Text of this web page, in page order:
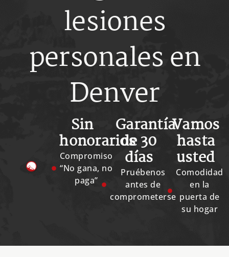
lesiones
personales en
Denver
Sin
honorarios
Compromiso
“No gana, no
paga”
Garantía
de 30
días
Pruébenos
antes de
comprometerse
Vamos
hasta
usted
Comodidad
en la
puerta de
su hogar